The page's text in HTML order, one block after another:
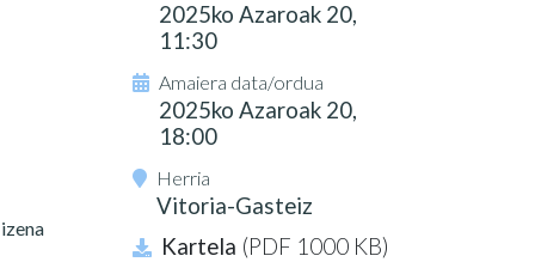
2025ko Azaroak 20,
11:30
Amaiera data/ordua
2025ko Azaroak 20,
18:00
Herria
Vitoria-Gasteiz
Kartela (PDF 1000 KB)